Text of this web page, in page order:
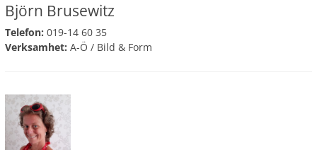
Björn Brusewitz
Telefon: 019-14 60 35
Verksamhet: A-Ö / Bild & Form